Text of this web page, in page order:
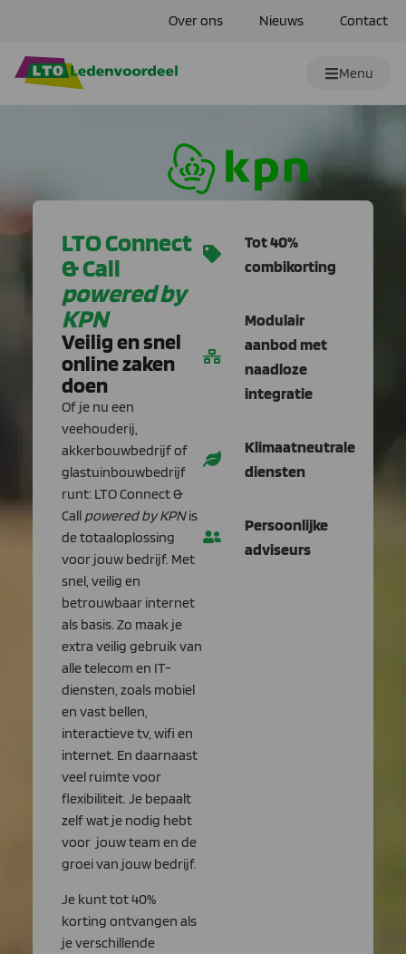
Over ons Nieuws Contact
Menu
LTO Connect
& Call
powered by
KPN
Veilig en snel
online zaken
doen
Of je nu een
veehouderij,
akkerbouwbedrijf of
glastuinbouwbedrijf
runt: LTO Connect &
Call powered by KPNis
de totaaloplossing
voor jouw bedrijf. Met
snel, veilig en
betrouwbaar internet
als basis. Zo maak je
extra veilig gebruik van
alle telecom en IT-
diensten, zoals mobiel
en vast bellen,
interactieve tv, wifi en
internet. En daarnaast
veel ruimte voor
flexibiliteit. Je bepaalt
zelf wat je nodig hebt
voor jouw team en de
groei van jouw bedrijf.
Je kunt tot 40%
korting ontvangen als
je verschillende
Tot 40%
combikorting
Modulair
aanbod met
naadloze
integratie
Klimaatneutrale
diensten
Persoonlijke
adviseurs